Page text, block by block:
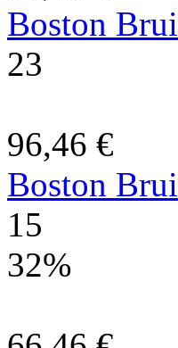
Boston
23
96,46 €
Boston
15
32%